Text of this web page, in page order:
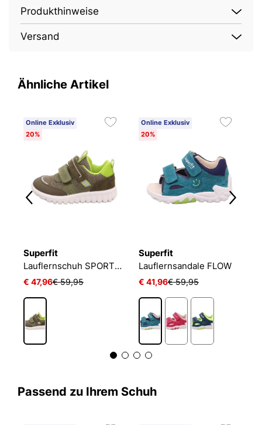
Produkthinweise
Versand
Ähnliche Artikel
Online Exklusiv
20%
Superfit
Lauflernschuh SPORT7 MINI
€ 47,96€ 59,95
Online Exklusiv
20%
Superfit
Lauflernsandale FLOW
€ 41,96€ 59,95
Passend zu Ihrem Schuh